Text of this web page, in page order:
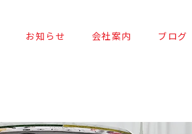
お知らせ 会社案内 ブログ